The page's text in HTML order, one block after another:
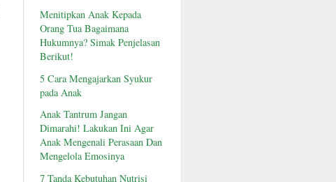
Menitipkan Anak Kepada
Orang Tua Bagaimana
Hukumnya? Simak Penjelasan
Berikut!
5 Cara Mengajarkan Syukur
pada Anak
Anak Tantrum Jangan
Dimarahi! Lakukan Ini Agar
Anak Mengenali Perasaan Dan
Mengelola Emosinya
7 Tanda Kebutuhan Nutrisi